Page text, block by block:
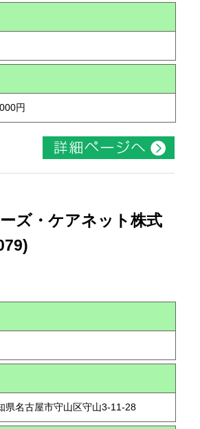
円
ズ・ケアネット株式
名古屋市守山区守山3-11-28